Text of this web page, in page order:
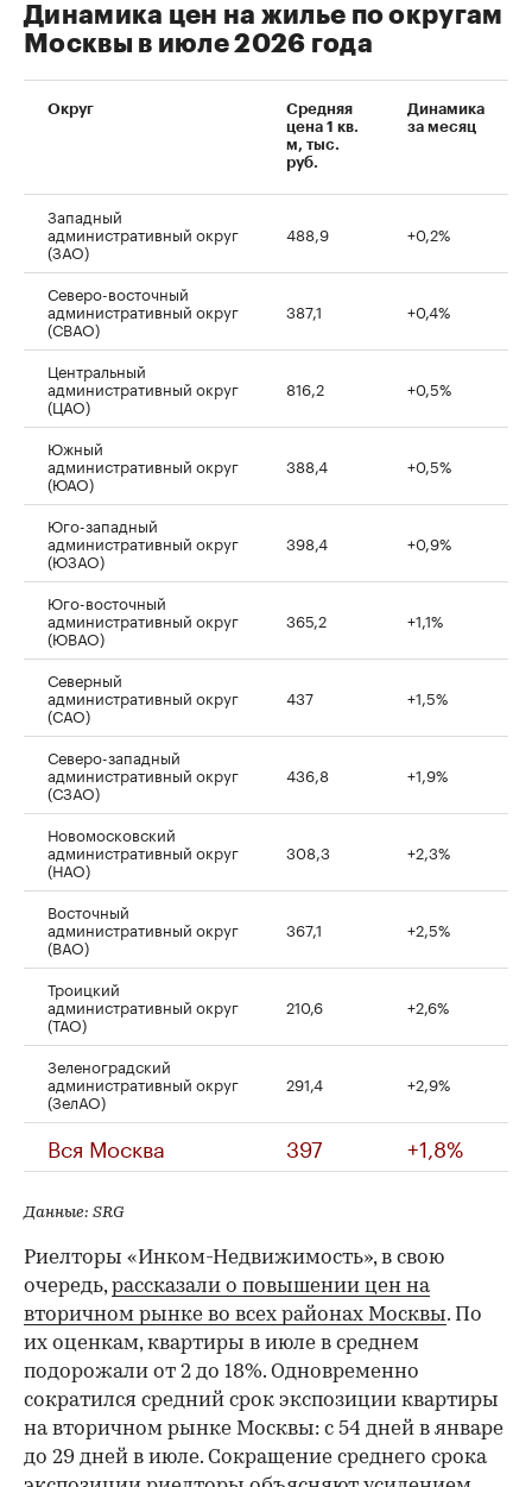
Динамика цен на жилье по округам
Москвы в июле 2026 года
Округ
Средняя
цена 1 кв.
м, тыс.
руб.
Динамика
за месяц
Западный
административный округ
(ЗАО)
488,9 +0,2%
Северо-восточный
административный округ
(СВАО)
387,1 +0,4%
Центральный
административный округ
(ЦАО)
816,2 +0,5%
Южный
административный округ
(ЮАО)
388,4 +0,5%
Юго-западный
административный округ
(ЮЗАО)
398,4 +0,9%
Юго-восточный
административный округ
(ЮВАО)
365,2 +1,1%
Северный
административный округ
(САО)
437 +1,5%
Северо-западный
административный округ
(СЗАО)
436,8 +1,9%
Новомосковский
административный округ
(НАО)
308,3 +2,3%
Восточный
административный округ
(ВАО)
367,1 +2,5%
Троицкий
административный округ
(ТАО)
210,6 +2,6%
Зеленоградский
административный округ
(ЗелАО)
291,4 +2,9%
Вся Москва 397 +1,8%
Данные: SRG
Риелторы «Инком-Недвижимость», в свою
очередь,рассказали о повышении цен на
вторичном рынке во всех районах Москвы. По
их оценкам, квартиры в июле в среднем
подорожали от 2 до 18%. Одновременно
сократился средний срок экспозиции квартиры
на вторичном рынке Москвы: с 54 дней в январе
до 29 дней в июле. Сокращение среднего срока